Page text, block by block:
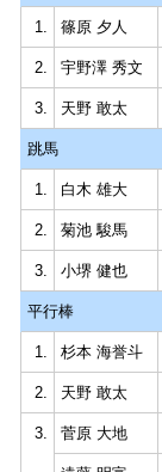
1. 篠原 夕人
2. 宇野澤 秀文
3. 天野 敢太
跳馬
1. 白木 雄大
2. 菊池 駿馬
3. 小堺 健也
平行棒
1. 杉本 海誉斗
2. 天野 敢太
3. 菅原 大地